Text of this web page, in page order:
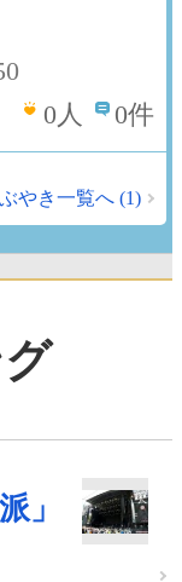
0 人 0件
やき一覧へ (1)
」